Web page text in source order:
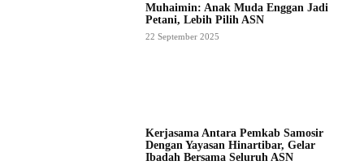
Muhaimin: Anak Muda Enggan Jadi
Petani, Lebih Pilih ASN
22 September 2025
Kerjasama Antara Pemkab Samosir
Dengan Yayasan Hinartibar, Gelar
Ibadah Bersama Seluruh ASN